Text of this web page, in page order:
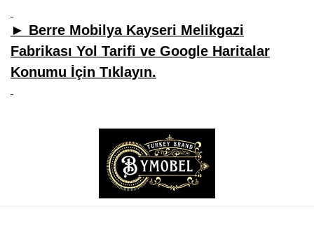
► Berre Mobilya Kayseri Melikgazi
Fabrikası Yol Tarifi ve Google Haritalar
Konumu İçin Tıklayın.